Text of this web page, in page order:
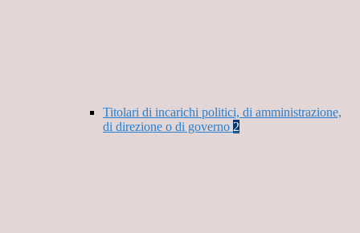
Titolari di incarichi politici, di amministrazione,
di direzione o di governo 2